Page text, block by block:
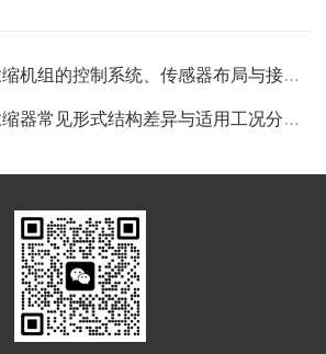
组的控制系统、传感器布局与接口怎么设计？
常见形式结构差异与适用工况分别是什么？